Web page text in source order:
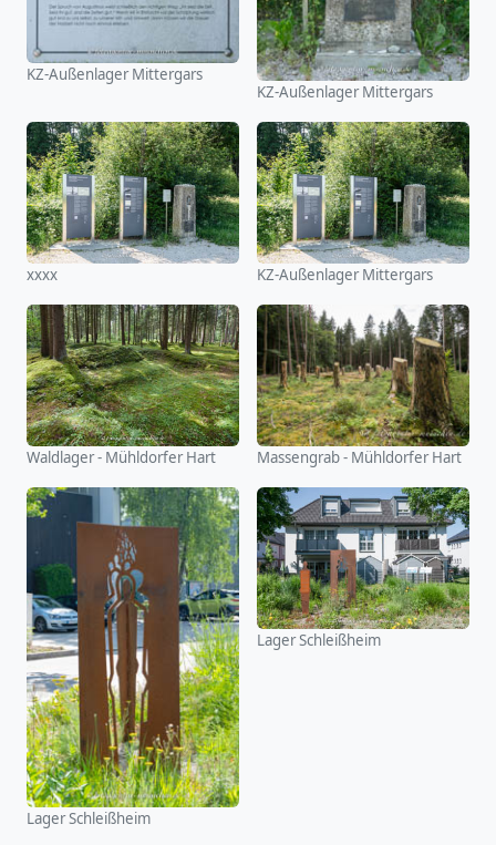
KZ-Außenlager Mittergars
KZ-Außenlager Mittergars
xxxx KZ-Außenlager Mittergars
Waldlager - Mühldorfer Hart Massengrab - Mühldorfer Hart
Lager Schleißheim
Lager Schleißheim